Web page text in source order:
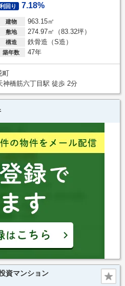
利回り 7.18%
建物 963.15㎡
敷地 274.97㎡（83.32坪）
構造 鉄骨造（S造）
築年数 47年
町
神橋筋六丁目駅 徒歩 2分
資マンション